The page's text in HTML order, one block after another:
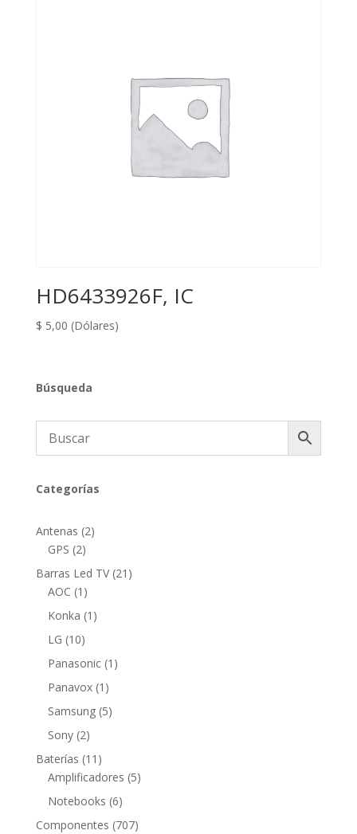
HD6433926F, IC
$ 5,00 (Dólares)
Búsqueda
Categorías
Antenas 22
GPS 22
productos
Barras Led TV 21 21
AOC 1 1
producto
Konka 1 1
LG 1010
productos
Panasonic 1 1
Panavox 1 1
producto
Samsung 55
Sony 22
productos
Baterías 11 11
productos
Amplificadores 55
Notebooks 66
productos
Componentes 707707